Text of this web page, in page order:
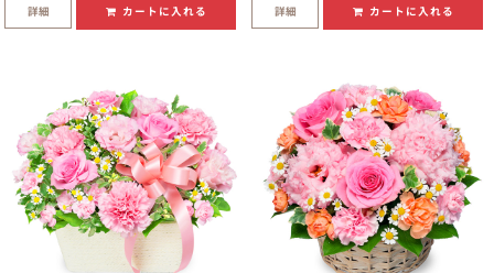
詳細 カートに入れる 詳細 カートに入れる